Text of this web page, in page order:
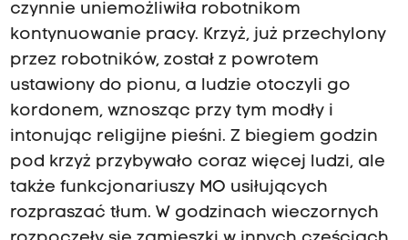
czynnie uniemożliwiła robotnikom
kontynuowanie pracy. Krzyż, już przechylony
przez robotników, został z powrotem
ustawiony do pionu, a ludzie otoczyli go
kordonem, wznosząc przy tym modły i
intonując religijne pieśni. Z biegiem godzin
pod krzyż przybywało coraz więcej ludzi, ale
także funkcjonariuszy MO usiłujących
rozpraszać tłum. W godzinach wieczornych